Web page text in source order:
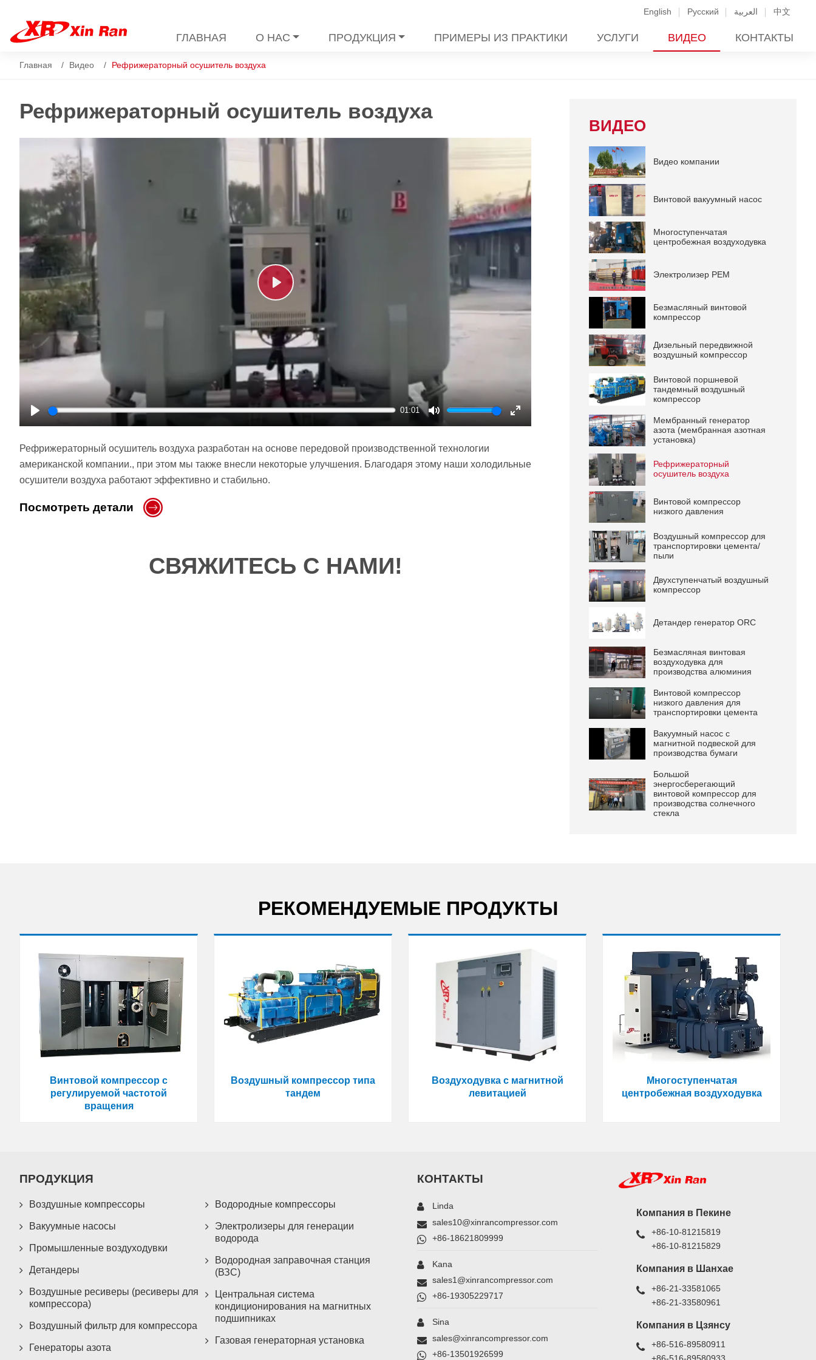
English Русский العربية 中文
ГЛАВНАЯ О НАС ПРОДУКЦИЯ ПРИМЕРЫ ИЗ ПРАКТИКИ УСЛУГИ ВИДЕО КОНТАКТЫ
Главная Видео Рефрижераторный осушитель воздуха
Рефрижераторный осушитель воздуха
Play
01:01
Mute
Enter
Play
Рефрижераторный осушитель воздуха разработан на основе передовой производственной технологии
американской компании., при этом мы также внесли некоторые улучшения. Благодаря этому наши холодильные
осушители воздуха работают эффективно и стабильно.
Посмотреть детали
СВЯЖИТЕСЬ С НАМИ!
ВИДЕО
Видео компании
Винтовой вакуумный насос
Многоступенчатая
центробежная воздуходувка
Электролизер PEM
Безмасляный винтовой
компрессор
Дизельный передвижной
воздушный компрессор
Винтовой поршневой
тандемный воздушный
компрессор
Мембранный генератор
азота (мембранная азотная
установка)
Рефрижераторный
осушитель воздуха
Винтовой компрессор
низкого давления
Воздушный компрессор для
транспортировки цемента/
пыли
Двухступенчатый воздушный
компрессор
Детандер генератор ORC
Безмасляная винтовая
воздуходувка для
производства алюминия
Винтовой компрессор
низкого давления для
транспортировки цемента
Вакуумный насос с
магнитной подвеской для
производства бумаги
Большой
энергосберегающий
винтовой компрессор для
производства солнечного
стекла
РЕКОМЕНДУЕМЫЕ ПРОДУКТЫ
Винтовой компрессор с
регулируемой частотой
вращения
Воздушный компрессор типа
тандем
Воздуходувка с магнитной
левитацией
Многоступенчатая
центробежная воздуходувка
ПРОДУКЦИЯ
Воздушные компрессоры
Вакуумные насосы
Промышленные воздуходувки
Детандеры
Воздушные ресиверы (ресиверы для
компрессора)
Воздушный фильтр для компрессора
Генераторы азота
Водородные компрессоры
Электролизеры для генерации
водорода
Водородная заправочная станция
(ВЗС)
Центральная система
кондиционирования на магнитных
подшипниках
Газовая генераторная установка
КОНТАКТЫ
Linda
sales10@xinrancompressor.com
+86-18621809999
Kana
sales1@xinrancompressor.com
+86-19305229717
Sina
sales@xinrancompressor.com
+86-13501926599
Компания в Пекине
+86-10-81215819
+86-10-81215829
Компания в Шанхае
+86-21-33581065
+86-21-33580961
Компания в Цзянсу
+86-516-89580911
+86-516-89580933